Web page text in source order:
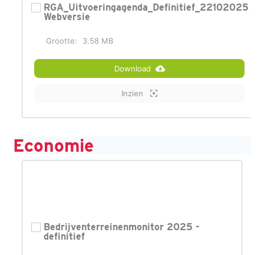
RGA_Uitvoeringagenda_Definitief_22102025
Webversie
Grootte: 3.58 MB
Download
Inzien
Economie
Bedrijventerreinenmonitor 2025 -
definitief